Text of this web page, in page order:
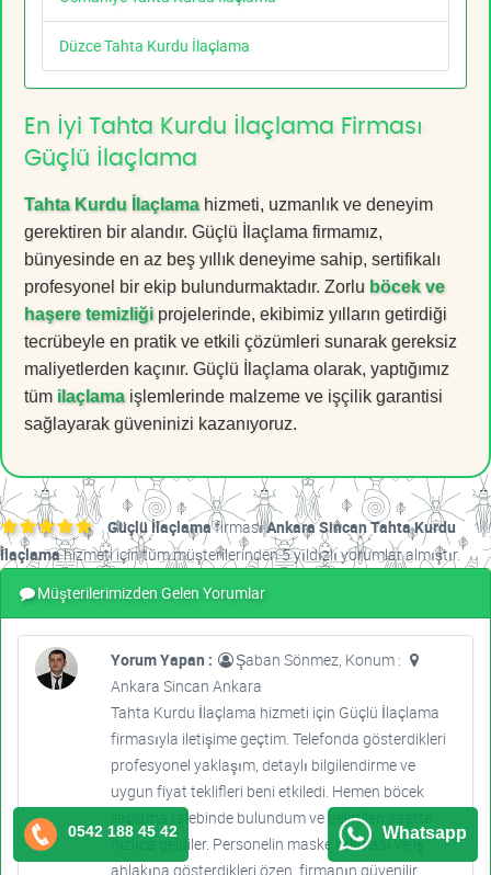
Düzce Tahta Kurdu İlaçlama
En İyi Tahta Kurdu İlaçlama Firması
Güçlü İlaçlama
Tahta Kurdu İlaçlamahizmeti, uzmanlık ve deneyim
gerektiren bir alandır. Güçlü İlaçlama firmamız,
bünyesinde en az beş yıllık deneyime sahip, sertifikalı
profesyonel bir ekip bulundurmaktadır. Zorlu böcek ve
haşere temizliği projelerinde, ekibimiz yılların getirdiği
tecrübeyle en pratik ve etkili çözümleri sunarak gereksiz
maliyetlerden kaçınır. Güçlü İlaçlama olarak, yaptığımız
tüm ilaçlamaişlemlerinde malzeme ve işçilik garantisi
sağlayarak güveninizi kazanıyoruz.
Güçlü İlaçlamafirmasıAnkara Sincan Tahta Kurdu
İlaçlamahizmeti için tüm müşterilerinden 5 yıldızlı yorumlar almıştır.
Müşterilerimizden Gelen Yorumlar
Yorum Yapan :
Şaban Sönmez, Konum :
Ankara Sincan Ankara
Tahta Kurdu İlaçlama hizmeti için Güçlü İlaçlama
firmasıyla iletişime geçtim. Telefonda gösterdikleri
profesyonel yaklaşım, detaylı bilgilendirme ve
uygun fiyat teklifleri beni etkiledi. Hemen böcek
ilaçlama talebinde bulundum ve belirtilen saatte
hızlıca geldiler. Personelin maske takması ve iş
ahlakına gösterdikleri özen, firmanın güvenilir
0542 188 45 42 Whatsapp